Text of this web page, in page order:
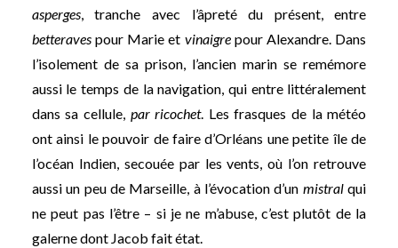
asperges, tranche avec l’âpreté du présent, entre
betteravespour Marie et vinaigrepour Alexandre. Dans
l’isolement de sa prison, l’ancien marin se remémore
aussi le temps de la navigation, qui entre littéralement
dans sa cellule, par ricochet. Les frasques de la météo
ont ainsi le pouvoir de faire d’Orléans une petite île de
l’océan Indien, secouée par les vents, où l’on retrouve
aussi un peu de Marseille, à l’évocation d’un mistralqui
ne peut pas l’être – si je ne m’abuse, c’est plutôt de la
galerne dont Jacob fait état.